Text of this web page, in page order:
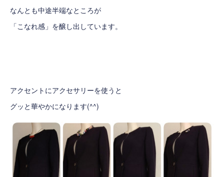
なんとも中途半端なところが
「こなれ感」を醸し出しています。
アクセントにアクセサリーを使うと
グッと華やかになります(^^)